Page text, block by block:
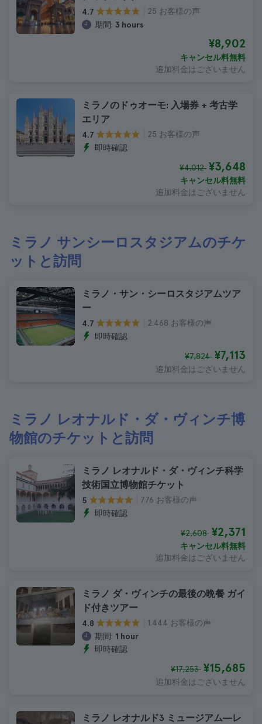
4.7
25 お客様の声
期間: 3 hours
¥8,902
キャンセル料無料
追加料金はございません
ミラノのドゥオーモ: 入場券 + 考古学
エリア
4.7
25 お客様の声
即時確認
¥4,012 ¥3,648
キャンセル料無料
追加料金はございません
ミラノ サンシーロスタジアムのチケ
ットと訪問
ミラノ・サン・シーロスタジアムツア
ー
4.7
2.468 お客様の声
即時確認
¥7,824 ¥7,113
追加料金はございません
ミラノ レオナルド・ダ・ヴィンチ博
物館のチケットと訪問
ミラノ レオナルド・ダ・ヴィンチ科学
技術国立博物館チケット
5
776 お客様の声
即時確認
¥2,608 ¥2,371
キャンセル料無料
追加料金はございません
ミラノ ダ・ヴィンチの最後の晩餐 ガイ
ド付きツアー
4.8
1.444 お客様の声
期間: 1 hour
即時確認
¥17,253 ¥15,685
追加料金はございません
ミラノ レオナルド3 ミュージアム―レ